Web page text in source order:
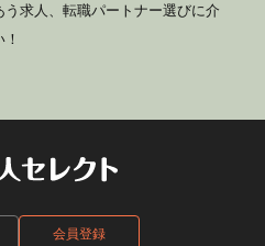
求人、転職パートナー選びに介
会員登録